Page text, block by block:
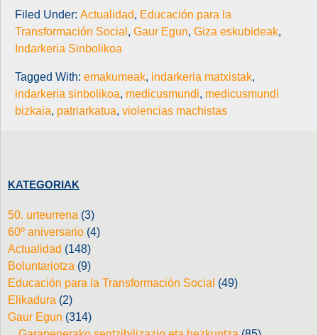
Filed Under: Actualidad, Educación para la
Transformación Social , Gaur Egun, Giza eskubideak,
Indarkeria Sinbolikoa
Tagged With: emakumeak, indarkeria matxistak,
indarkeria sinbolikoa, medicusmundi, medicusmundi
bizkaia, patriarkatua, violencias machistas
KATEGORIAK
50. urteurrena (3)
60º aniversario (4)
Actualidad (148)
Boluntariotza (9)
Educación para la Transformación Social (49)
Elikadura (2)
Gaur Egun (314)